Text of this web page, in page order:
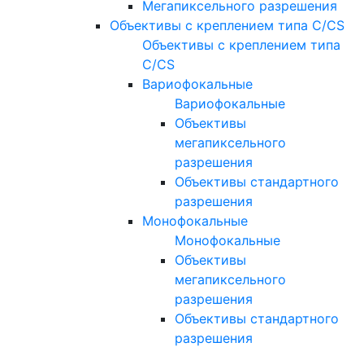
Мегапиксельного разрешения
Объективы с креплением типа C/CS
Объективы с креплением типа
C/CS
Вариофокальные
Вариофокальные
Объективы
мегапиксельного
разрешения
Объективы стандартного
разрешения
Монофокальные
Монофокальные
Объективы
мегапиксельного
разрешения
Объективы стандартного
разрешения